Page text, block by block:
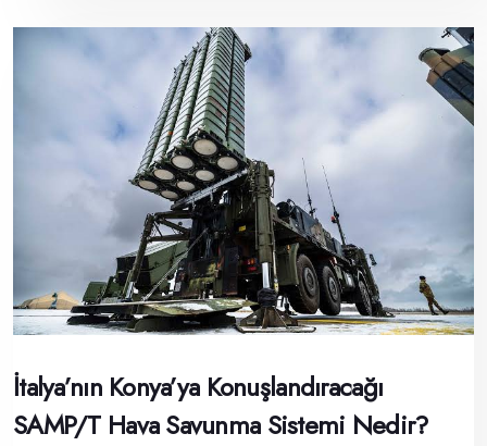
İtalya’nın Konya’ya Konuşlandıracağı
SAMP/T Hava Savunma Sistemi Nedir?